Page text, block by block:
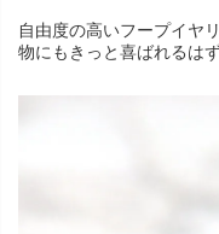
自由度の高いフープイヤ
物にもきっと喜ばれるはず